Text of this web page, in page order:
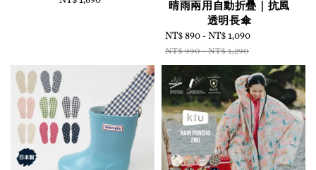
晴雨兩用自動折疊｜抗風
透明長傘
Sale
price
NT$ 890 -NT$ 1,090
NT$ 990-NT$ 1,290